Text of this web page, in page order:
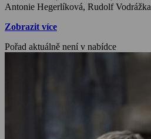
Antonie Hegerlíková, Rudolf Vodrážka
Zobrazit více
Pořad aktuálně není v nabídce